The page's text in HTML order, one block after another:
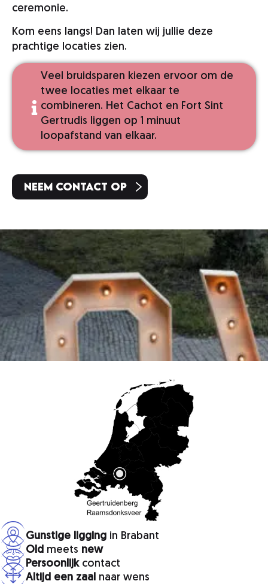
ceremonie.
Kom eens langs! Dan laten wij jullie deze
prachtige locaties zien.
Veel bruidsparen kiezen ervoor om de
twee locaties met elkaar te
combineren. Het Cachot en Fort Sint
Gertrudis liggen op 1 minuut
loopafstand van elkaar.
Neem contact op
Gunstige ligging in Brabant
Old meets new
Persoonlijkcontact
Altijd een zaal naar wens